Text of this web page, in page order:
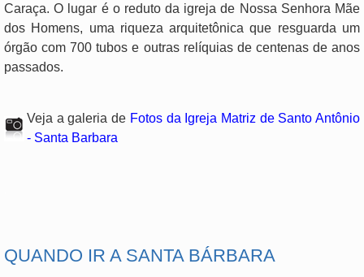
Caraça. O lugar é o reduto da igreja de Nossa Senhora Mãe
dos Homens, uma riqueza arquitetônica que resguarda um
órgão com 700 tubos e outras relíquias de centenas de anos
passados.
Veja a galeria de Fotos da Igreja Matriz de Santo Antônio
- Santa Barbara
QUANDO IR A SANTA BÁRBARA